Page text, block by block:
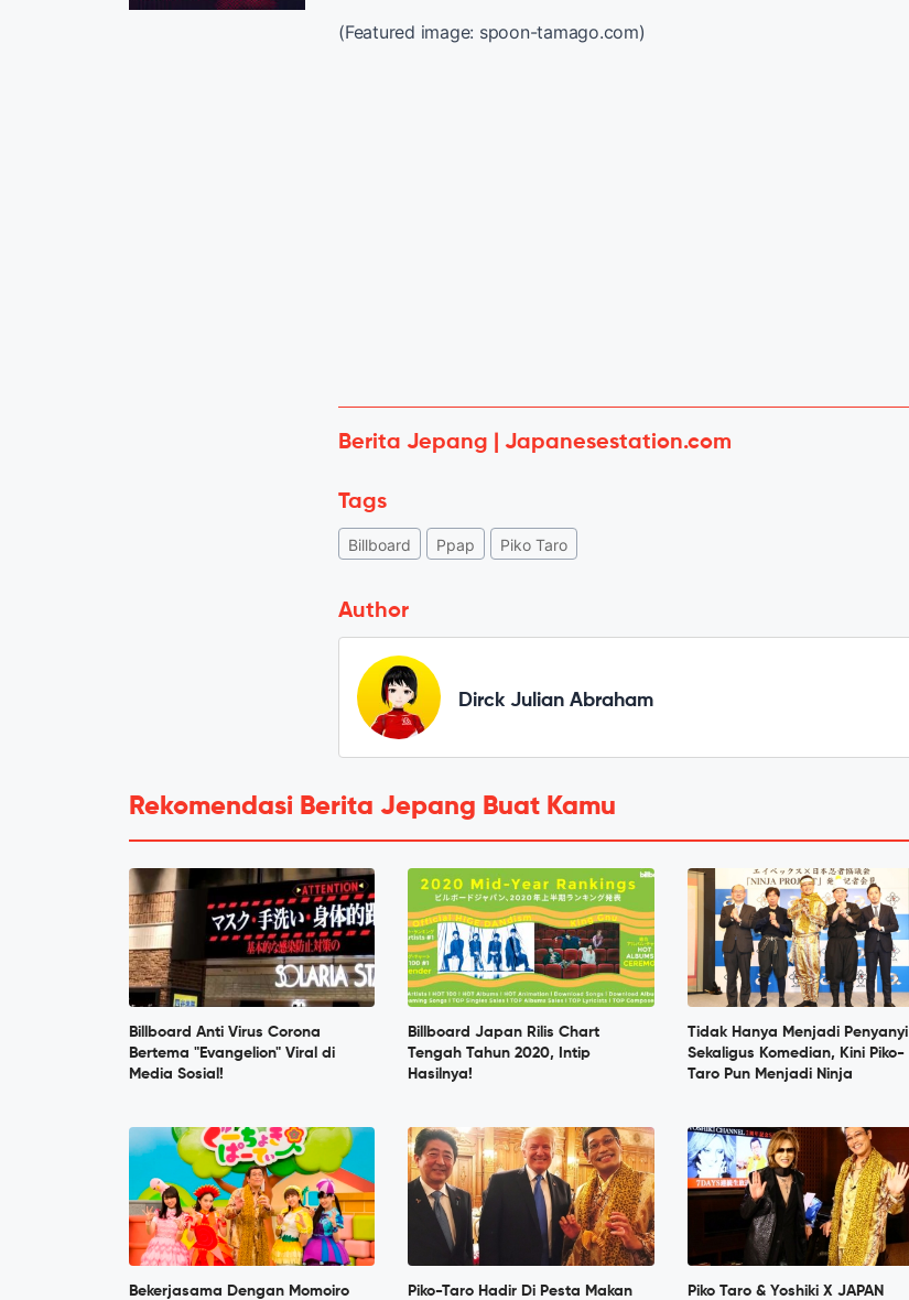
(Featured image: spoon-tamago.com)
Berita Jepang | Japanesestation.com
Tags
Billboard Ppap Piko Taro
Author
Dirck Julian Abraham
Rekomendasi Berita Jepang Buat Kamu
Billboard Anti Virus Corona
Bertema "Evangelion" Viral di
Media Sosial!
Billboard Japan Rilis Chart
Tengah Tahun 2020, Intip
Hasilnya!
Tidak Hanya Menjadi Penyanyi
Sekaligus Komedian, Kini Piko-
Taro Pun Menjadi Ninja
Bekerjasama Dengan Momoiro
Piko-Taro Hadir Di Pesta Makan
Piko Taro & Yoshiki X JAPAN